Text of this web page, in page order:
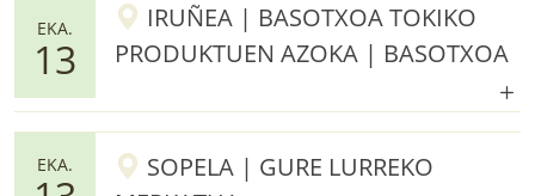
EKA.
13
IRUÑEA | BASOTXOA TOKIKO
PRODUKTUEN AZOKA | BASOTXOA
EKA.
SOPELA | GURE LURREKO